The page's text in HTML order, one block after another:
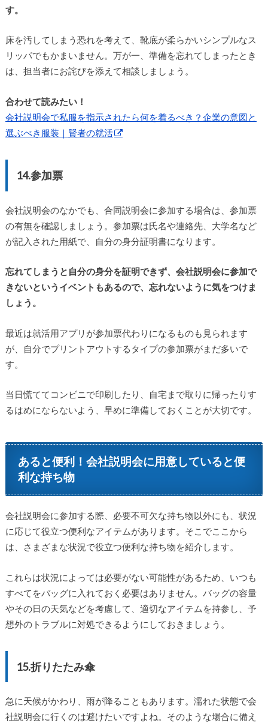
す。
床を汚してしまう恐れを考えて、靴底が柔らかいシンプルなス
リッパでもかまいません。万が一、準備を忘れてしまったとき
は、担当者にお詫びを添えて相談しましょう。
合わせて読みたい！
会社説明会で私服を指示されたら何を着るべき？企業の意図と
選ぶべき服装｜賢者の就活
14.参加票
会社説明会のなかでも、合同説明会に参加する場合は、参加票
の有無を確認しましょう。参加票は氏名や連絡先、大学名など
が記入された用紙で、自分の身分証明書になります。
忘れてしまうと自分の身分を証明できず、会社説明会に参加で
きないというイベントもあるので、忘れないように気をつけま
しょう。
最近は就活用アプリが参加票代わりになるものも見られます
が、自分でプリントアウトするタイプの参加票がまだ多いで
す。
当日慌ててコンビニで印刷したり、自宅まで取りに帰ったりす
るはめにならないよう、早めに準備しておくことが大切です。
あると便利！会社説明会に用意していると便
利な持ち物
会社説明会に参加する際、必要不可欠な持ち物以外にも、状況
に応じて役立つ便利なアイテムがあります。そこでここから
は、さまざまな状況で役立つ便利な持ち物を紹介します。
これらは状況によっては必要がない可能性があるため、いつも
すべてをバッグに入れておく必要はありません。バッグの容量
やその日の天気などを考慮して、適切なアイテムを持参し、予
想外のトラブルに対処できるようにしておきましょう。
15.折りたたみ傘
急に天候がかわり、雨が降ることもあります。濡れた状態で会
社説明会に行くのは避けたいですよね。そのような場合に備え